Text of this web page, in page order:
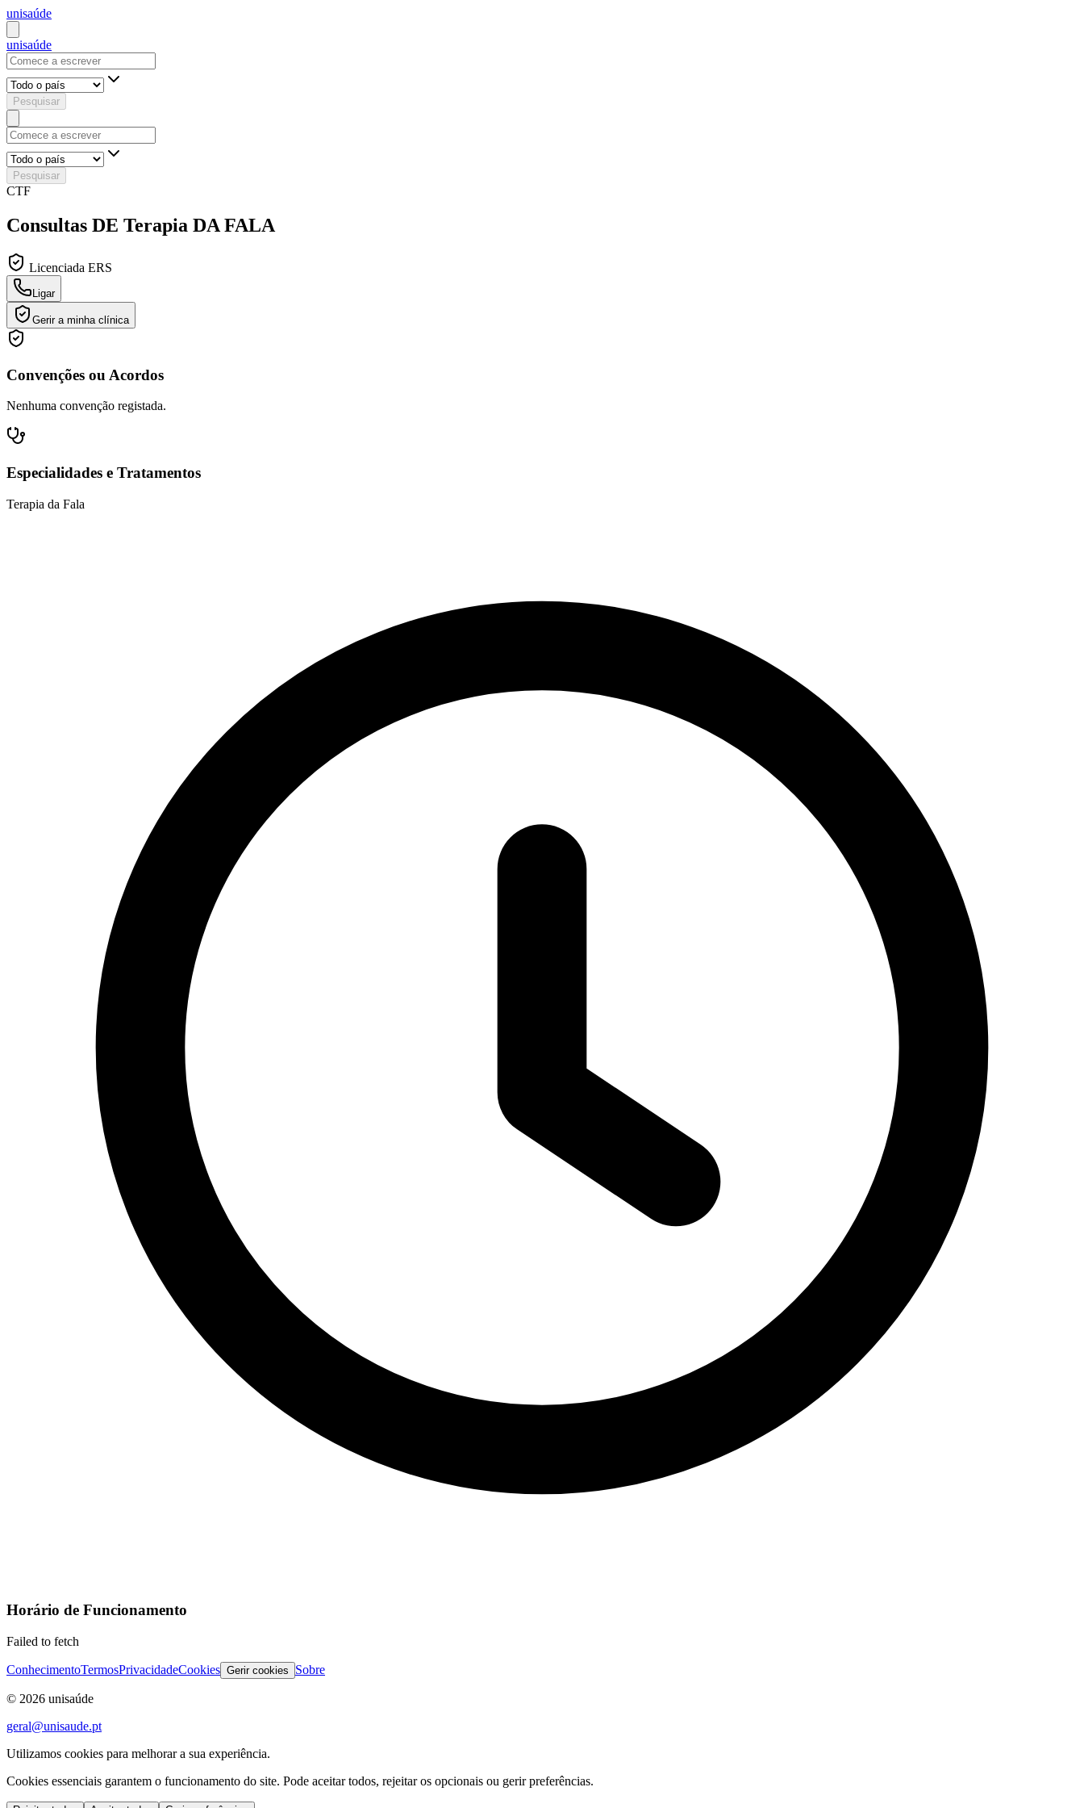
unisaúde
unisaúde
Pesquisar
Pesquisar
CTF
Consultas DE Terapia DA FALA
Licenciada ERS
Ligar
Gerir a minha clínica
Convenções ou Acordos
Nenhuma convenção registada.
Especialidades e Tratamentos
Terapia da Fala
Horário de Funcionamento
Failed to fetch
ConhecimentoTermosPrivacidadeCookies Gerir cookies Sobre
© 2026 unisaúde
geral@unisaude.pt
Utilizamos cookies para melhorar a sua experiência.
Cookies essenciais garantem o funcionamento do site. Pode aceitar todos, rejeitar os opcionais ou gerir preferências.